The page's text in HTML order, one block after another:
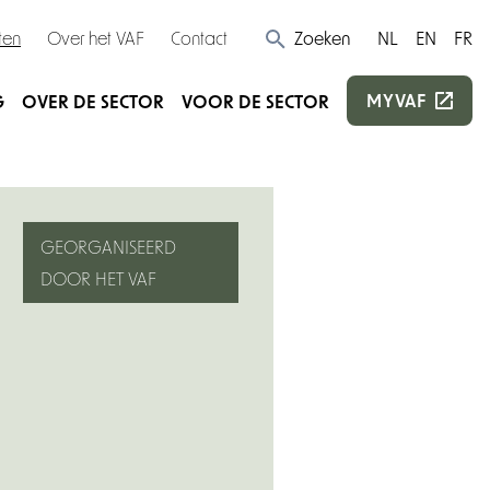
Over het VAF Contact Zoeken NL EN FR
OVER DE SECTOR VOOR DE SECTOR MYVAF
GEORGANISEERD
DOOR HET VAF